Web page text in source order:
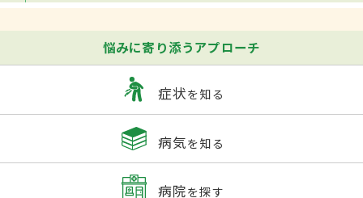
悩みに寄り添うアプローチ
症状を知る
病気を知る
病院を探す